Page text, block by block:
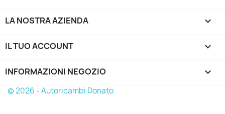
LA NOSTRA AZIENDA 
IL TUO ACCOUNT 
INFORMAZIONI NEGOZIO keyboard_arrow_down
© 2026 - Autoricambi Donato